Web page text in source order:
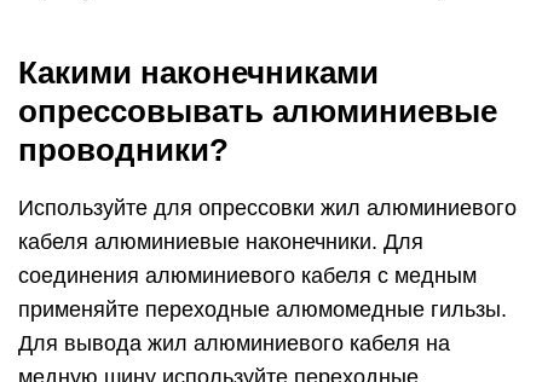
Какими наконечниками
опрессовывать алюминиевые
проводники?
Используйте для опрессовки жил алюминиевого
кабеля алюминиевые наконечники. Для
соединения алюминиевого кабеля с медным
применяйте переходные алюмомедные гильзы.
Для вывода жил алюминиевого кабеля на
медную шину используйте переходные